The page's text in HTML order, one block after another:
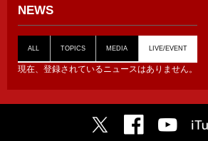
NEWS
ALL TOPICS MEDIA LIVE/EVENT
現在、登録されているニュースはありません。